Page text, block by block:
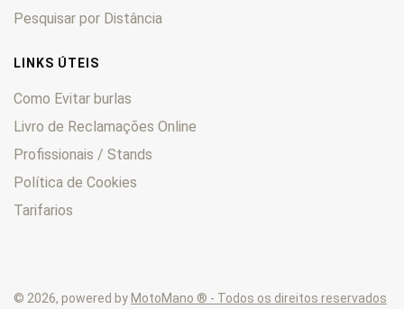
Pesquisar por Distância
LINKS ÚTEIS
Como Evitar burlas
Livro de Reclamações Online
Profissionais / Stands
Política de Cookies
Tarifarios
© 2026, powered by MotoMano ® - Todos os direitos reservados